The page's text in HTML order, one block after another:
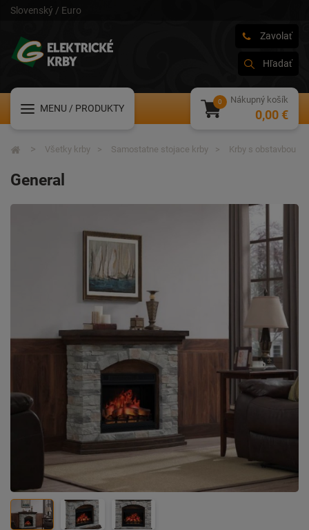
Slovenský / Euro
Zavolať
Hľadať
MENU / PRODUKTY
Nákupný košík
0,00 €
General
Všetky krby Samostatne stojace krby Krby s obstavbou